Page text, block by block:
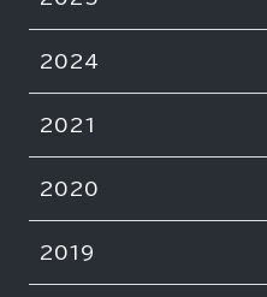
2024
2021
2020
2019